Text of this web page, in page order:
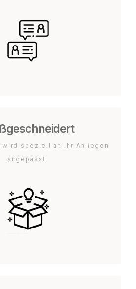
wird speziell an Ihr Anliegen
angepasst.